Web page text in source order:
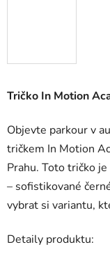
Tričko In Motion
Objevte parkour v
tričkem In Motion
Prahu. Toto tričko
– sofistikované
vybrat si variantu,
Detaily produktu: